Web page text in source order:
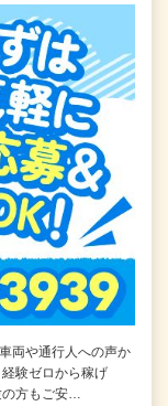
両や通行人への声か
験ゼロから稼げ
方もご安…